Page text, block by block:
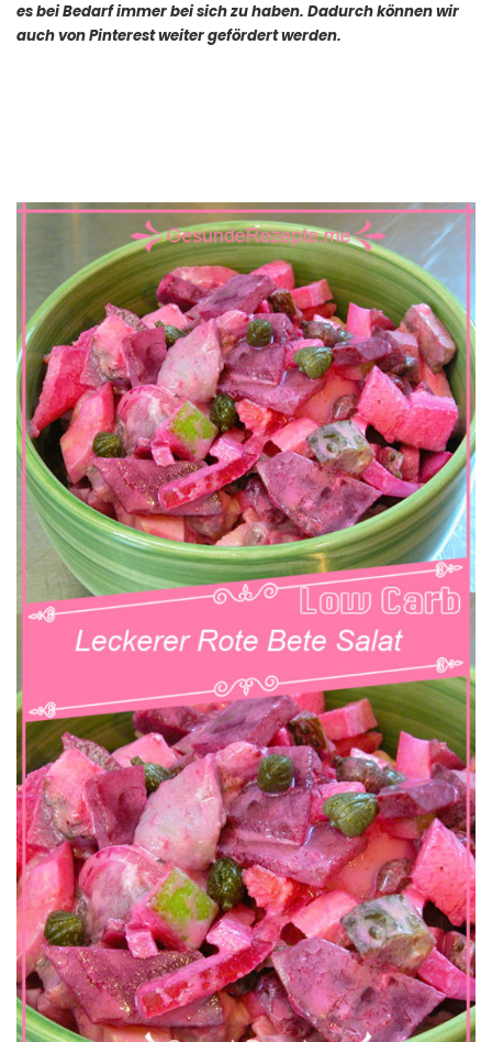
es bei Bedarf immer bei sich zu haben. Dadurch können wir
auch von Pinterest weiter gefördert werden.